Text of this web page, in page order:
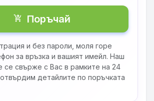
shopping_cart_checkout Поръчай
и без пароли, моля горе
за връзка и вашият имейл. Наш
се свърже с Вас в рамките на 24
детайлите по поръчката